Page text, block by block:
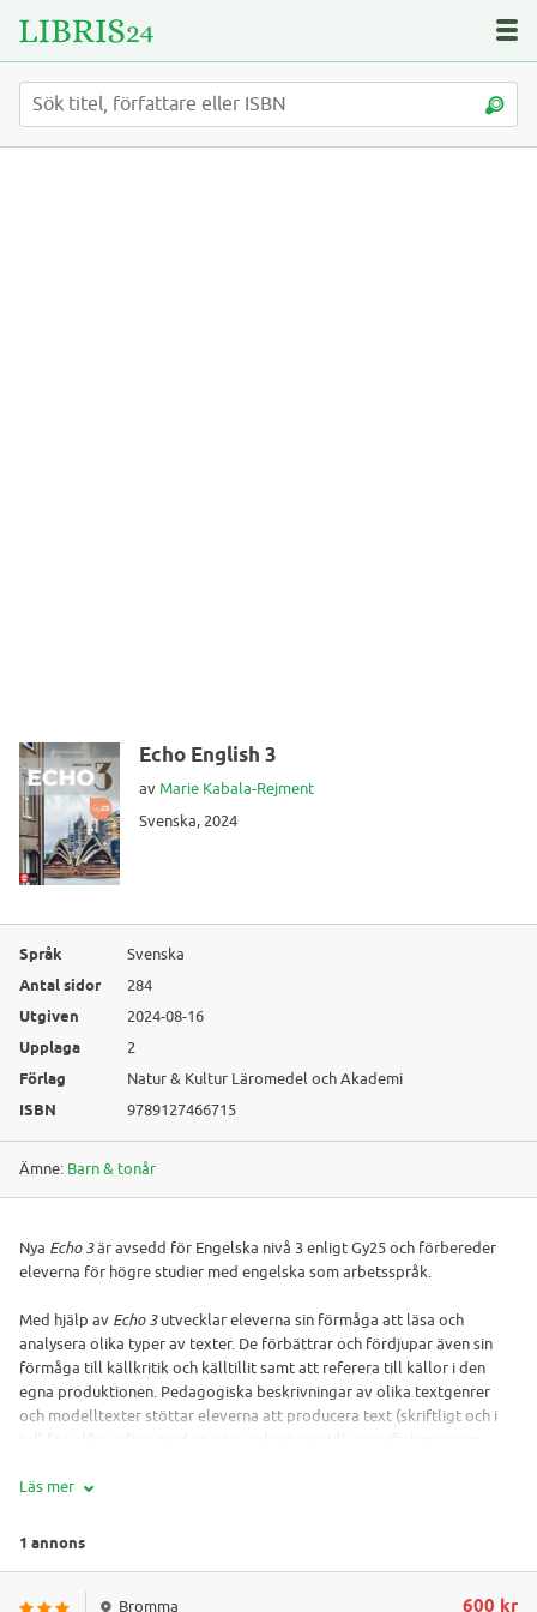
Echo English 3
av Marie Kabala-Rejment
Svenska, 2024
Språk Svenska
Antal sidor 284
Utgiven 2024-08-16
Upplaga 2
Förlag Natur & Kultur Läromedel och Akademi
ISBN 9789127466715
Ämne: Barn & tonår
Nya Echo 3är avsedd för Engelska nivå 3 enligt Gy25 och förbereder
eleverna för högre studier med engelska som arbetsspråk.
Med hjälp av Echo 3utvecklar eleverna sin förmåga att läsa och
analysera olika typer av texter. De förbättrar och fördjupar även sin
förmåga till källkritik och källtillit samt att referera till källor i den
egna produktionen. Pedagogiska beskrivningar av olika textgenrer
och modelltexter stöttar eleverna att producera text (skriftligt och i
tal) för olika syften med en nära anknytning till uppgiftstyper som
dina elever med hörövningar i form av TED-talks och liknande med
För dig som lärare finns också en lärarhandledning med tips och extra
Läs mer
1 annons
Bromma